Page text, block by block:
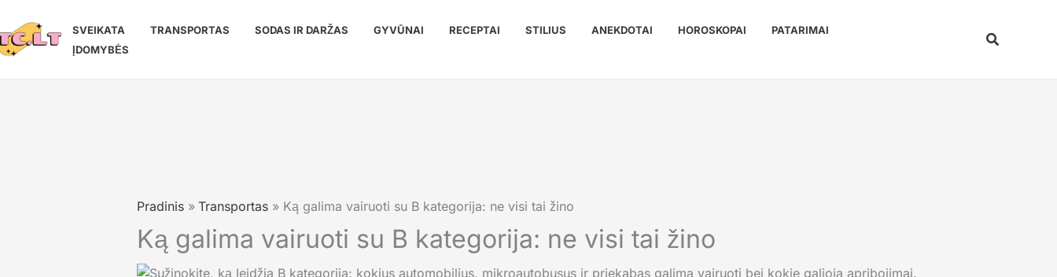
prie
turinio
SVEIKATA TRANSPORTAS SODAS IR DARŽAS GYVŪNAI RECEPTAI STILIUS ANEKDOTAI HOROSKOPAI
PATARIMAI
ĮDOMYBĖS
Paieška
Pradinis Transportas Ką galima vairuoti su B kategorija: ne visi tai žino
Ką galima vairuoti su B kategorija: ne visi tai žino